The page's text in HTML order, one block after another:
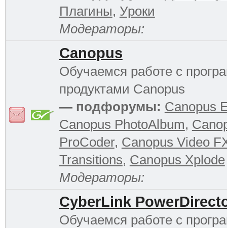
Плагины, Уроки
Модераторы:
Canopus
Обучаемся работе с
продуктами Canopus
— подфорумы: Canopus
Canopus PhotoAlbum,
ProCoder, Canopus Video
Transitions, Canopus Xplode
Модераторы:
CyberLink
Обучаемся работе с